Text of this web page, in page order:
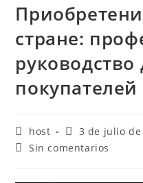
стране:
руководство
покупателей
host 3 de julio de
Sin comentarios